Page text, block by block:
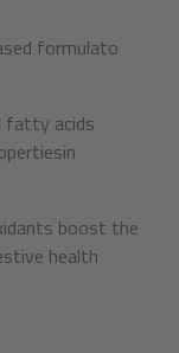
formulato
fatty acids
boost the
health